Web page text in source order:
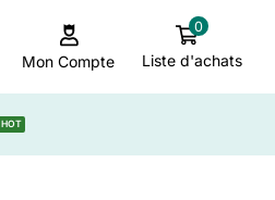
Mon Compte
0
Liste d'achats
HOT